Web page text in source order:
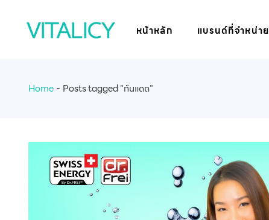
หน้าหลัก แบรนด์ที่จำหน่าย
Home Posts tagged "กันแดด"